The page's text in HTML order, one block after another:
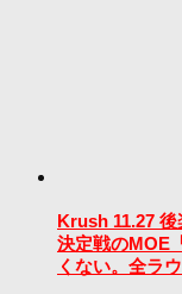
Krush 11.27
決定戦のMOE
くない。全ラ